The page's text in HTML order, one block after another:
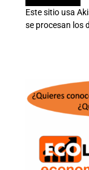
Este sitio usa
se procesan los